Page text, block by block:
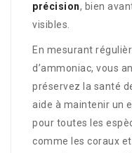
précision, bien
visibles.
En mesurant
d’ammoniac, vous
préservez la santé
aide à maintenir un
pour toutes les
comme les coraux